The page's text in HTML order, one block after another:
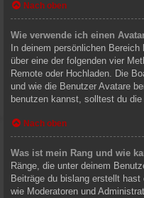
Nach oben
Wie verwende ich einen
In deinem persönlichen
über eine der folgenden vier
Remote oder Hochladen. Die
und wie die Benutzer Avatare
benutzen kannst, solltest du
Nach oben
Was ist mein Rang und wie
Ränge, die unter deinem
Beiträge du bislang erstellt
wie Moderatoren und